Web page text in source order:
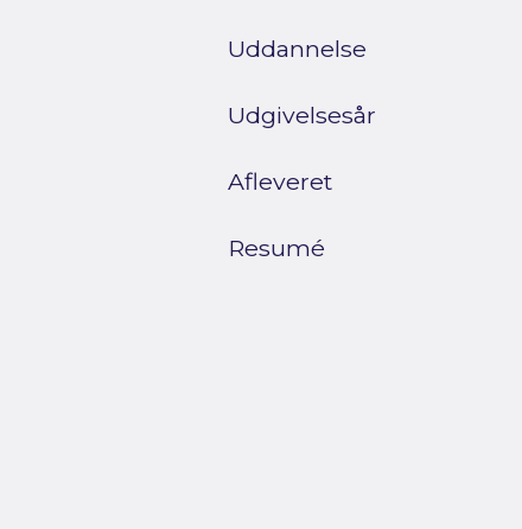
Uddannelse
Udgivelsesår
Afleveret
Resumé